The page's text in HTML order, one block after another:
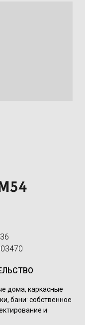
дома, каркасные
бани: собственное
и